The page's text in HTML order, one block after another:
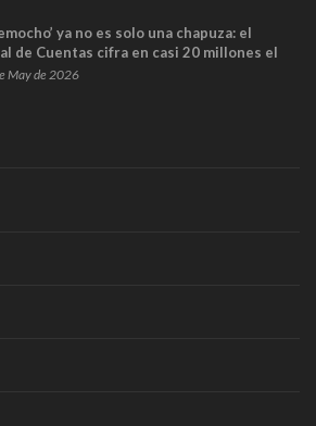
ya no es solo una chapuza: el
de Cuentas cifra en casi 20 millones el
de los trenes que no cabían por los
May de 2026